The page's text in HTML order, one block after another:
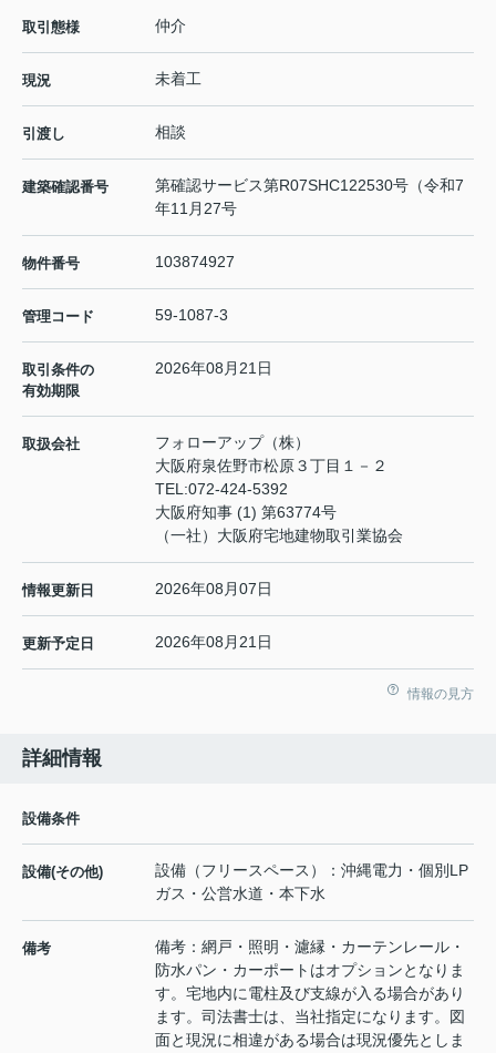
取引態様 仲介
現況 未着工
引渡し 相談
建築確認番号
第確認サービス第R07SHC122530号（令和7
年11月27号
物件番号 103874927
管理コード 59-1087-3
取引条件の
有効期限
2026年08月21日
取扱会社
フォローアップ（株）
大阪府泉佐野市松原３丁目１－２
TEL:072-424-5392
大阪府知事 (1) 第63774号
（一社）大阪府宅地建物取引業協会
情報更新日 2026年08月07日
更新予定日 2026年08月21日
情報の見方
詳細情報
設備条件
設備(その他)
設備（フリースペース）：沖縄電力・個別LP
ガス・公営水道・本下水
備考
備考：網戸・照明・濾縁・カーテンレール・
防水パン・カーポートはオプションとなりま
す。宅地内に電柱及び支線が入る場合があり
ます。司法書士は、当社指定になります。図
面と現況に相違がある場合は現況優先としま